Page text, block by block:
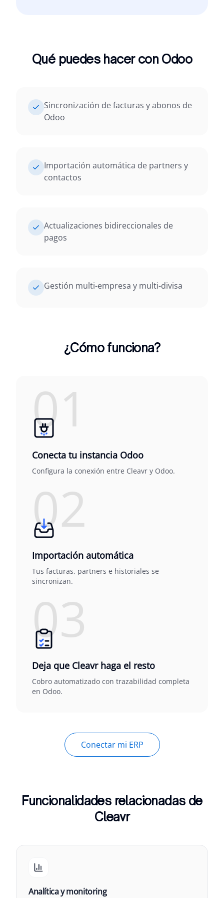
Qué puedes hacer con Odoo
Sincronización de facturas y abonos de
Odoo
Importación automática de partners y
contactos
Actualizaciones bidireccionales de
pagos
Gestión multi-empresa y multi-divisa
¿Cómo funciona?
01
Conecta tu instancia Odoo
Configura la conexión entre Cleavr y Odoo.
02
Importación automática
Tus facturas, partners e historiales se
sincronizan.
03
Deja que Cleavr haga el resto
Cobro automatizado con trazabilidad completa
en Odoo.
Conectar mi ERP
Funcionalidades relacionadas de
Cleavr
Analítica y monitoring